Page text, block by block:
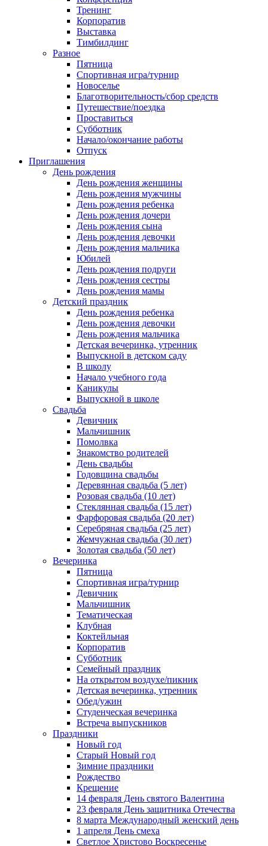
Тренинг
Корпоратив
Выставка
Тимбилдинг
Разное
Пятница
Спортивная игра/турнир
Новоселье
Благотворительность/сбор средств
Путешествие/поездка
Проставиться
Субботник
Начало/окончание работы
Отпуск
Приглашения
День рождения
День рождения женщины
День рождения мужчины
День рождения ребенка
День рождения дочери
День рождения сына
День рождения девочки
День рождения мальчика
Юбилей
День рождения подруги
День рождения сестры
День рождения мамы
Детский праздник
День рождения ребенка
День рождения девочки
День рождения мальчика
Детская вечеринка, утренник
Выпускной в детском саду
В школу
Начало учебного года
Каникулы
Выпускной в школе
Свадьба
Девичник
Мальчишник
Помолвка
Знакомство родителей
День свадьбы
Годовщина свадьбы
Деревянная свадьба (5 лет)
Розовая свадьба (10 лет)
Стеклянная свадьба (15 лет)
Фарфоровая свадьба (20 лет)
Серебряная свадьба (25 лет)
Жемчужная свадьба (30 лет)
Золотая свадьба (50 лет)
Вечеринка
Пятница
Спортивная игра/турнир
Девичник
Мальчишник
Тематическая
Клубная
Коктейльная
Корпоратив
Субботник
Семейный праздник
На открытом воздухе/пикник
Детская вечеринка, утренник
Обед/ужин
Студенческая вечеринка
Встреча выпускников
Праздники
Новый год
Старый Новый год
Зимние праздники
Рождество
Крещение
14 февраля День святого Валентина
23 февраля День защитника Отечества
8 марта Международный женский день
1 апреля День смеха
Светлое Христово Воскресенье